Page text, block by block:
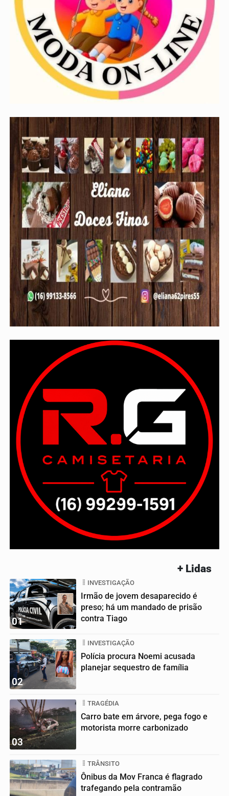
+ Lidas
01
INVESTIGAÇÃO
Irmão de jovem desaparecido é
preso; há um mandado de prisão
contra Tiago
02
INVESTIGAÇÃO
Polícia procura Noemi acusada
planejar sequestro de família
03
TRAGÉDIA
Carro bate em árvore, pega fogo e
motorista morre carbonizado
TRÂNSITO
Ônibus da Mov Franca é flagrado
trafegando pela contramão